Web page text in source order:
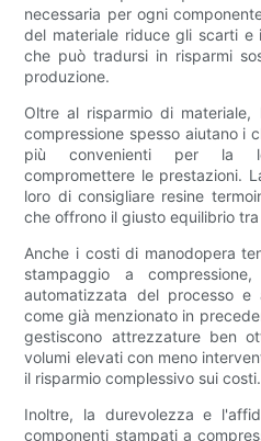
necessaria per ogni
del materiale riduce gli scarti
che può tradursi in risparmi
produzione.
Oltre al risparmio di
compressione spesso aiutano i
più convenienti per la
compromettere le prestazioni.
loro di consigliare resine
che offrono il giusto equilibrio
Anche i costi di manodopera
stampaggio a
automatizzata del processo
come già menzionato in
gestiscono attrezzature ben
volumi elevati con meno
il risparmio complessivo sui costi.
Inoltre, la durevolezza e
componenti stampati a